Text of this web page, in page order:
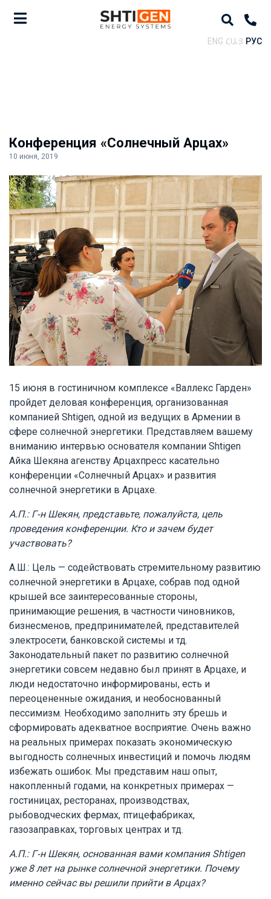
ENG ՀԱՅ РУС
Конференция «Солнечный Арцах»
10 июня, 2019
15 июня в гостиничном комплексе «Валлекс Гарден»
пройдет деловая конференция, организованная
компанией Shtigen, одной из ведущих в Армении в
сфере солнечной энергетики. Представляем вашему
вниманию интервью основателя компании Shtigen
Айка Шекяна агенству Арцахпресс касательно
конференции «Солнечный Арцах» и развития
солнечной энергетики в Арцахе.
А.П.: Г-н Шекян, представьте, пожалуйста, цель
проведения конференции. Кто и зачем будет
участвовать?
А.Ш.: Цель — содействовать стремительному развитию
солнечной энергетики в Арцахе, собрав под одной
крышей все заинтересованные стороны,
принимающие решения, в частности чиновников,
бизнесменов, предпринимателей, представителей
электросети, банковской системы и тд.
Законодательный пакет по развитию солнечной
энергетики совсем недавно был принят в Арцахе, и
люди недостаточно информированы, есть и
переоцененные ожидания, и необоснованный
пессимизм. Необходимо заполнить эту брешь и
сформировать адекватное восприятие. Очень важно
на реальных примерах показать экономическую
выгодность солнечных инвестиций и помочь людям
избежать ошибок. Мы представим наш опыт,
накопленный годами, на конкретных примерах —
гостиницах, ресторанах, производствах,
рыбоводческих фермах, птицефабриках,
газозаправках, торговых центрах и тд.
А.П.: Г-н Шекян, основанная вами компания Shtigen
уже 8 лет на рынке солнечной энергетики. Почему
именно сейчас вы решили прийти в Арцах?